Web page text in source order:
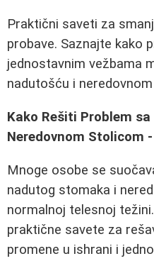
Praktični saveti za
probave. Saznajte kako
jednostavnim vežbama
nadutošću i
Kako Rešiti Problem
Neredovnom Stolicom
Mnoge osobe se
nadutog stomaka i
normalnoj telesnoj
praktične savete za
promene u ishrani i